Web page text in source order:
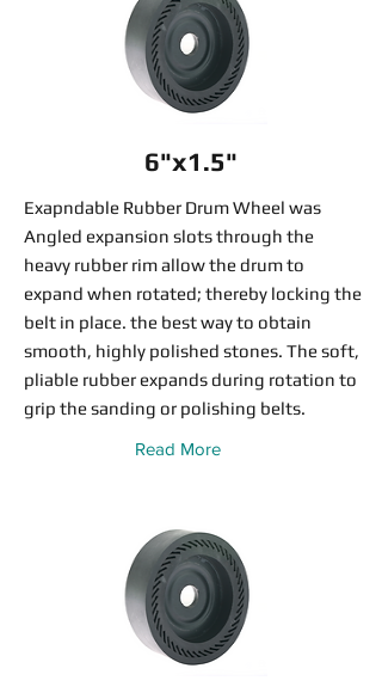
6"x1.5"
Exapndable Rubber Drum Wheel was
Angled expansion slots through the
heavy rubber rim allow the drum to
expand when rotated; thereby locking the
belt in place. the best way to obtain
smooth, highly polished stones. The soft,
pliable rubber expands during rotation to
grip the sanding or polishing belts.
Read More